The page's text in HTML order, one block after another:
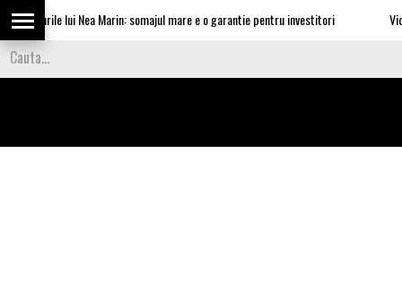
lui Nea Marin: somajul mare e o garantie pentru investitori